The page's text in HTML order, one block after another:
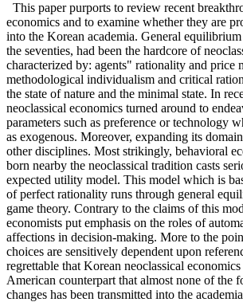
This paper purports to review recent
economics and to examine whether they are
into the Korean academia. General
the seventies, had been the hardcore of
characterized by: agents" rationality and price
methodological individualism and critical
the state of nature and the minimal state. In
neoclassical economics turned around to
parameters such as preference or technology
as exogenous. Moreover, expanding its
other disciplines. Most strikingly, behavioral
born nearby the neoclassical tradition casts
expected utility model. This model which is
of perfect rationality runs through general
game theory. Contrary to the claims of this
economists put emphasis on the roles of
affections in decision-making. More to the
choices are sensitively dependent upon
regrettable that Korean neoclassical
American counterpart that almost none of the
changes has been transmitted into the